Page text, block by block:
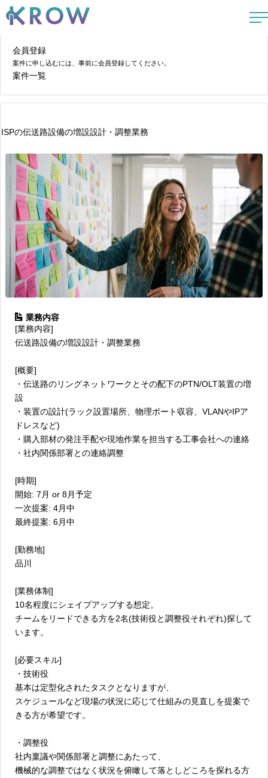
会員登録
案件に申し込むには、事前に会員登録してください。
案件一覧
ISPの伝送路設備の増設設計・調整業務
業務内容
[業務内容]
伝送路設備の増設設計・調整業務
[概要]
・伝送路のリングネットワークとその配下のPTN/OLT装置の増
設
・装置の設計(ラック設置場所、物理ポート収容、VLANやIPア
ドレスなど)
・購入部材の発注手配や現地作業を担当する工事会社への連絡
・社内関係部署との連絡調整
[時期]
開始: 7月 or 8月予定
一次提案: 4月中
最終提案: 6月中
[勤務地]
品川
[業務体制]
10名程度にシェイプアップする想定。
チームをリードできる方を2名(技術役と調整役それぞれ)探して
います。
[必要スキル]
・技術役
基本は定型化されたタスクとなりますが、
スケジュールなど現場の状況に応じて仕組みの見直しを提案で
きる方が希望です。
・調整役
社内稟議や関係部署と調整にあたって、
機械的な調整ではなく状況を俯瞰して落としどころを探れる方